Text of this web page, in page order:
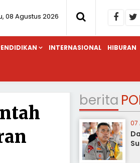
08 Agustus 2026
INTERNASIONAL HIBURAN
berita
07